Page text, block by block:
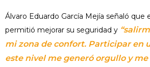
Álvaro Eduardo García Mejía señaló que
permitió mejorar su seguridad y
mi zona de confort. Participar en
este nivel me generó orgullo y